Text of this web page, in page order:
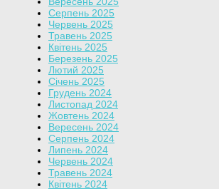
Серпень 2025
Червень 2025
Травень 2025
Квітень 2025
Березень 2025
Лютий 2025
Січень 2025
Грудень 2024
Листопад 2024
Жовтень 2024
Вересень 2024
Серпень 2024
Липень 2024
Червень 2024
Травень 2024
Квітень 2024